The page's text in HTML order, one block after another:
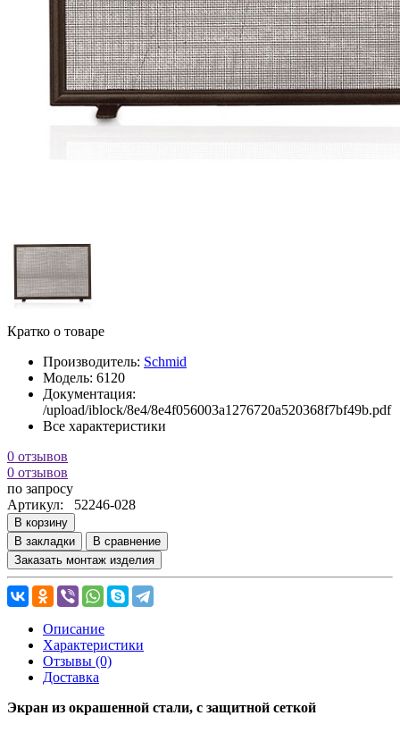
Кратко о товаре
Производитель: Schmid
Модель: 6120
Документация:
/upload/iblock/8e4/8e4f056003a1276720a520368f7bf49b.pdf
Все характеристики
0 отзывов
0 отзывов
по запросу
Артикул: 52246-028
В корзину
В закладки
В сравнение
Заказать монтаж изделия
Описание
Характеристики
Отзывы (0)
Доставка
Экран из окрашенной стали, с защитной сеткой